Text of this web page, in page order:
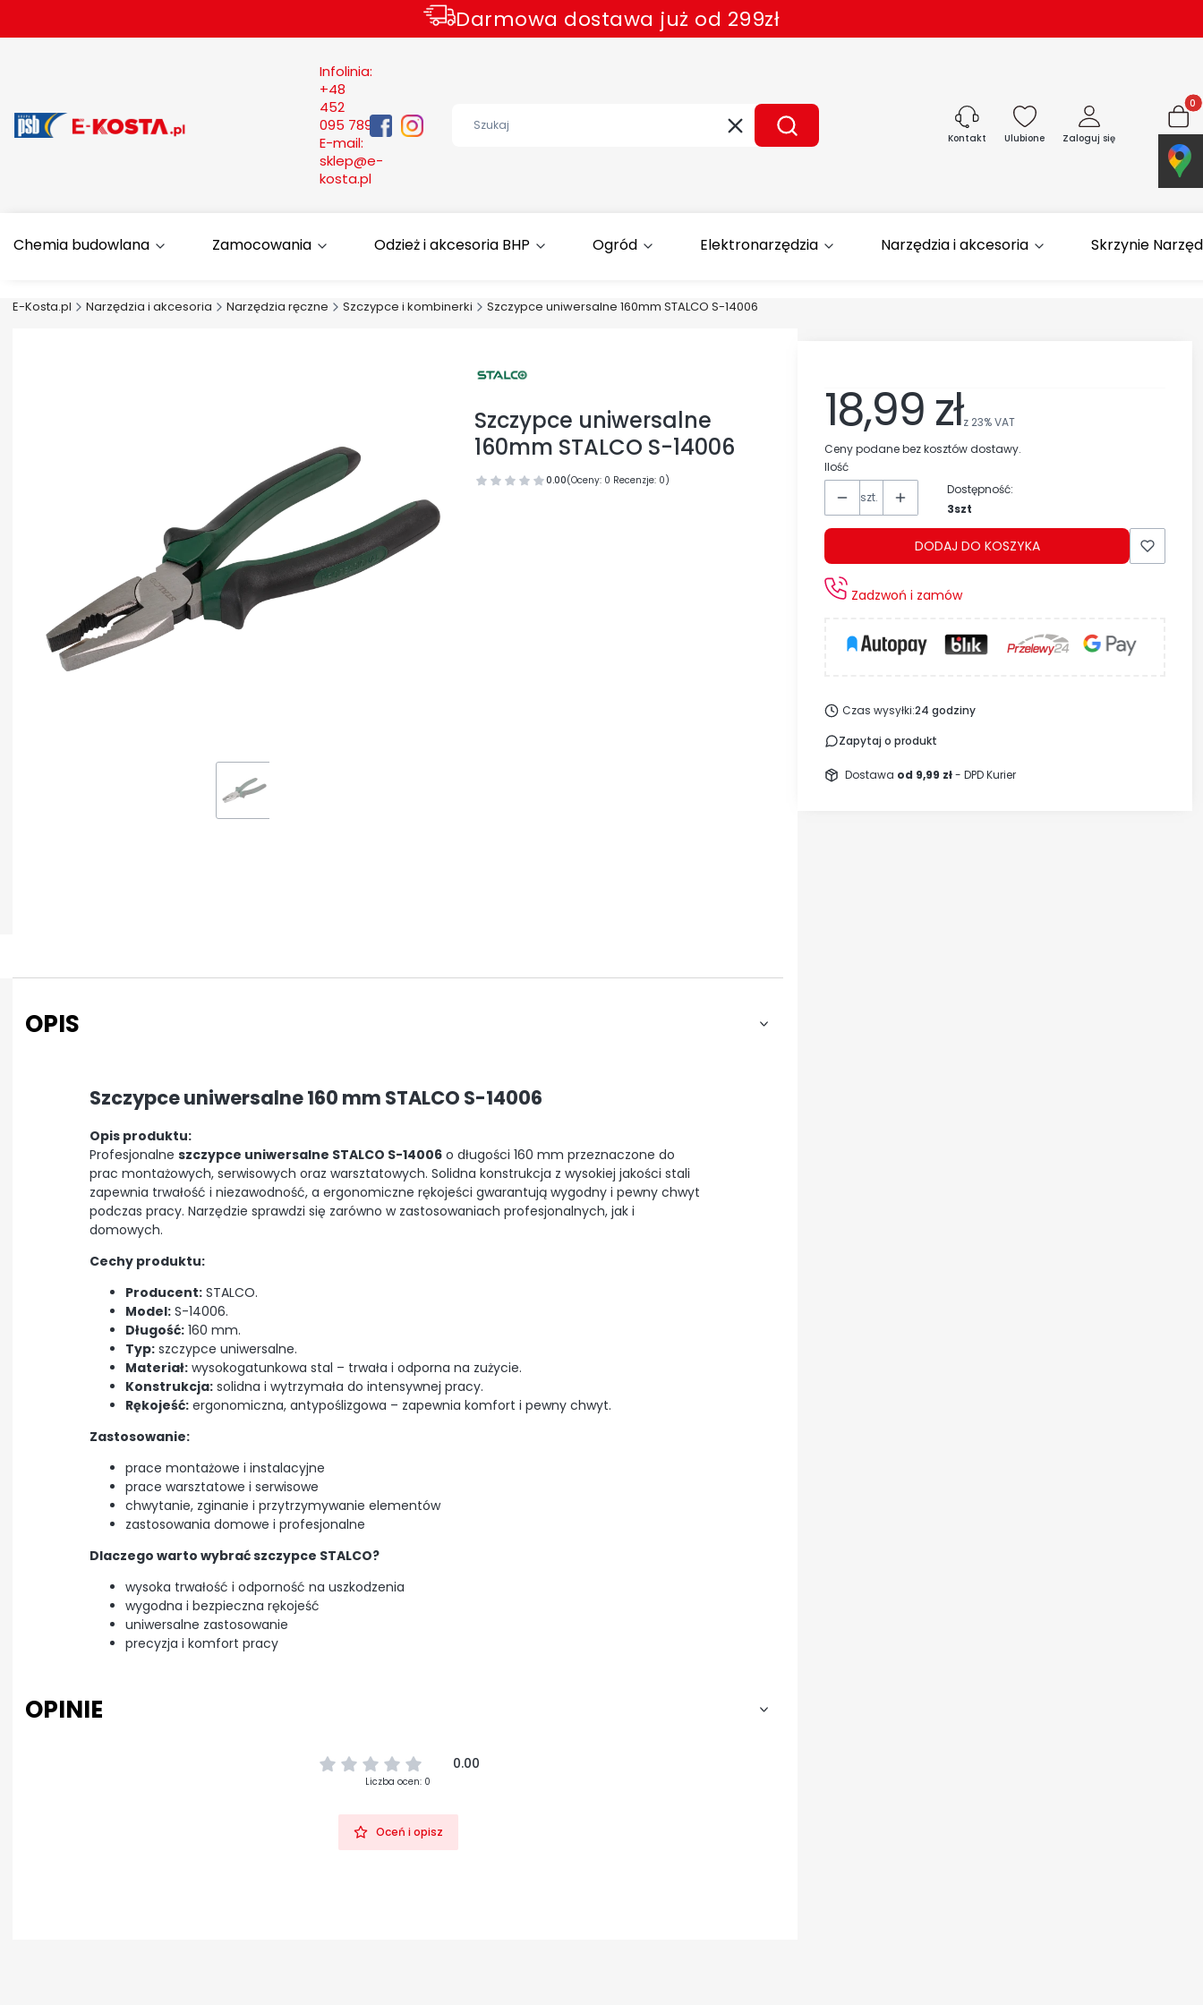
Darmowa dostawa już od 299zł
Infolinia:
+48
452
095 789
E-mail:
sklep@e-
kosta.pl
Wyczyść Szukaj Kontakt Ulubione Zaloguj się Koszyk
Chemia budowlana Zamocowania Odzież i akcesoria BHP Ogród Elektronarzędzia Narzędzia i akcesoria Skrzynie
E-Kosta.pl Narzędzia i akcesoria Narzędzia ręczne Szczypce i kombinerki Szczypce uniwersalne 160mm STALCO S-14006
Szczypce uniwersalne
160mm STALCO S-14006
0.00(Oceny: 0 Recenzje: 0)
OPIS
Szczypce uniwersalne 160 mm STALCO S-14006
Opis produktu:
Profesjonalneszczypce uniwersalne STALCO S-14006 o długości 160 mm przeznaczone do
prac montażowych, serwisowych oraz warsztatowych. Solidna konstrukcja z wysokiej jakości stali
zapewnia trwałość i niezawodność, a ergonomiczne rękojeści gwarantują wygodny i pewny chwyt
podczas pracy. Narzędzie sprawdzi się zarówno w zastosowaniach profesjonalnych, jak i
domowych.
Cechy produktu:
Producent: STALCO.
Model: S-14006.
Długość: 160 mm.
Typ: szczypce uniwersalne.
Materiał: wysokogatunkowa stal – trwała i odporna na zużycie.
Konstrukcja: solidna i wytrzymała do intensywnej pracy.
Rękojeść: ergonomiczna, antypoślizgowa – zapewnia komfort i pewny chwyt.
Zastosowanie:
prace montażowe i instalacyjne
prace warsztatowe i serwisowe
chwytanie, zginanie i przytrzymywanie elementów
zastosowania domowe i profesjonalne
Dlaczego warto wybrać szczypce STALCO?
wysoka trwałość i odporność na uszkodzenia
wygodna i bezpieczna rękojeść
uniwersalne zastosowanie
precyzja i komfort pracy
OPINIE
0.00
Liczba ocen: 0
Oceń i opisz
18,99 złz 23%VAT
Ceny podane bez kosztów dostawy.
Ilość
szt.
Dostępność:
3szt
DODAJ DO KOSZYKA
Zadzwoń i zamów
Czas wysyłki:24 godziny
Zapytaj o produkt
Dostawa od 9,99 zł- DPD Kurier